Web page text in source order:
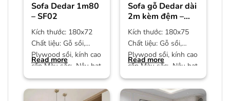
Sofa Dedar 1m80
– SF02
Kích thước: 180x72
Chất liệu: Gỗ sồi,
Plywood sồi, kính cao
cấp Màu sắc: Nâu hạt
dẻ Bảo hành: 12
Read more
Sofa gỗ Dedar dài
2m kèm đệm –
SF01
Kích thước: 180x75
Chất liệu: Gỗ sồi,
Plywood sồi, kính cao
cấp Màu sắc: Nâu hạt
dẻ Bảo hành: 12
Read more